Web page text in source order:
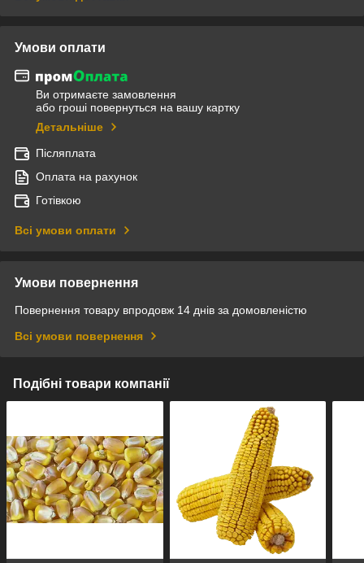
Умови оплати
Ви отримаєте замовлення
або гроші повернуться на вашу картку
Детальніше
Післяплата
Оплата на рахунок
Готівкою
Всі умови оплати
Умови повернення
Повернення товару впродовж 14 днів за домовленістю
Всі умови повернення
Подібні товари компанії